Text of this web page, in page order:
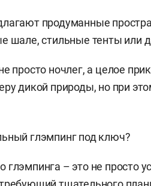
продуманные
шале, стильные тенты или
просто ночлег, а целое
дикой природы, но при
глэмпинг под ключ?
глэмпинга – это не просто